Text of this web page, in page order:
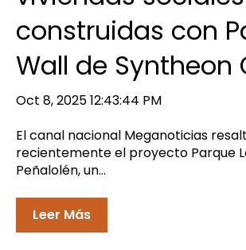
construidas con
Wall de Syntheon
Oct 8, 2025 12:43:44 PM
El canal nacional Meganoticias
recientemente el proyecto Parque
Peñalolén, un...
Leer Más